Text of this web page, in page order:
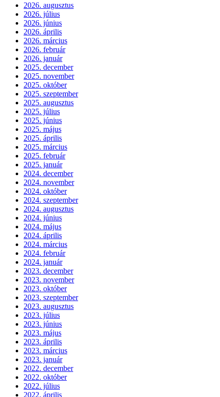
2026. augusztus
2026. július
2026. június
2026. április
2026. március
2026. február
2026. január
2025. december
2025. november
2025. október
2025. szeptember
2025. augusztus
2025. július
2025. június
2025. május
2025. április
2025. március
2025. február
2025. január
2024. december
2024. november
2024. október
2024. szeptember
2024. augusztus
2024. június
2024. május
2024. április
2024. március
2024. február
2024. január
2023. december
2023. november
2023. október
2023. szeptember
2023. augusztus
2023. július
2023. június
2023. május
2023. április
2023. március
2023. január
2022. december
2022. október
2022. július
2022. április